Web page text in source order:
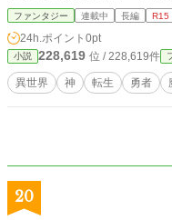
く闘えるように「長寿」で より多く闘えるように「美麗」な 種族。そのはプロ
族。 住んでいる大陸はプロ族しか生きていけないほどで「終焉大陸」と呼ばれ
てます。 「鉄」と呼ぶ伝説の金属があり、 「鳥」と呼ぶ伝説の魔物がいる。
「今日は「鳥（不死鳥）」の肉
そんな世界でリオンとして生き
ファンタジー 連載中 長編 R15
24h.ポイント 0pt
小説 228,619 位 / 228,619件
異世界 神 転生 勇者
20